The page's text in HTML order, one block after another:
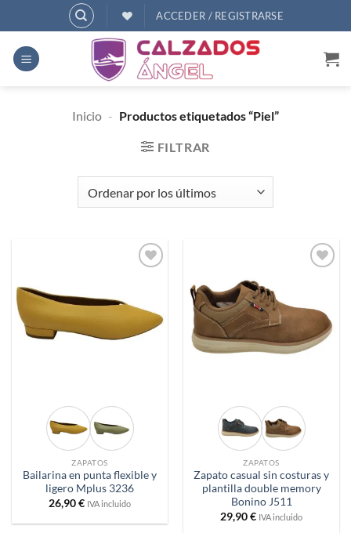
al
contenido
ACCEDER / REGISTRARSE
Inicio - Productos etiquetados “Piel”
FILTRAR
ZAPATOS
Bailarina en punta flexible y
ligero Mplus 3236
26,90€ IVA incluido
ZAPATOS
Zapato casual sin costuras y
plantilla double memory
Bonino J511
29,90€ IVA incluido